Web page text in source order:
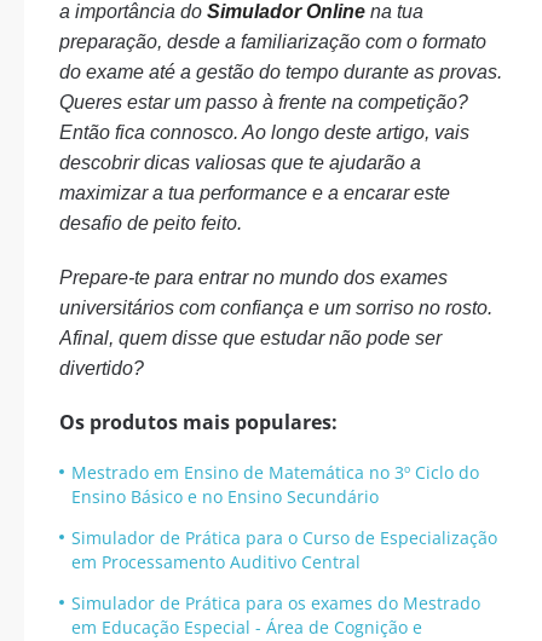
a importância do Simulador Online na tua
preparação, desde a familiarização com o formato
do exame até a gestão do tempo durante as provas.
Queres estar um passo à frente na competição?
Então fica connosco. Ao longo deste artigo, vais
descobrir dicas valiosas que te ajudarão a
maximizar a tua performance e a encarar este
desafio de peito feito.
Prepare-te para entrar no mundo dos exames
universitários com confiança e um sorriso no rosto.
Afinal, quem disse que estudar não pode ser
divertido?
Os produtos mais populares:
Mestrado em Ensino de Matemática no 3º Ciclo do
Ensino Básico e no Ensino Secundário
Simulador de Prática para o Curso de Especialização
em Processamento Auditivo Central
Simulador de Prática para os exames do Mestrado
em Educação Especial - Área de Cognição e